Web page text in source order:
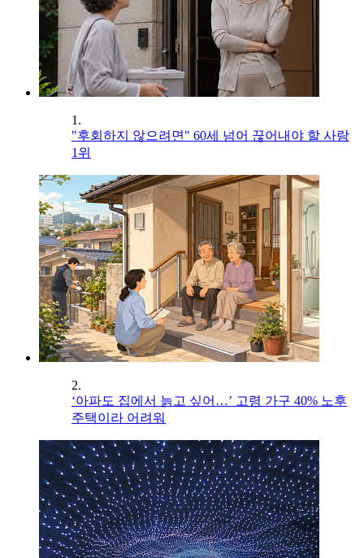
1.
"후회하지 않으려면" 60세 넘어 끊어내야 할 사람
1위
2.
‘아파도 집에서 늙고 싶어…’ 고령 가구 40% 노후
주택이라 어려워